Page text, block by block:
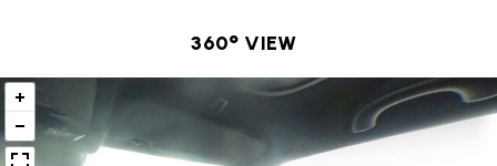
残価 127 万円
支払回数
360° VIEW